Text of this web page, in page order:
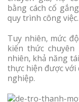
bằng cách cố
quy trình công việc.
Tuy nhiên, mức
kiến thức
nhiên, khả năng
thực hiện được
nghiệp.